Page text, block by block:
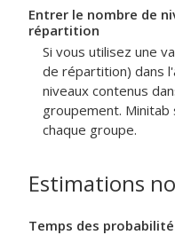
Entrer le nombre de
répartition
Si vous utilisez une
de répartition) dans
niveaux contenus
groupement.
chaque groupe.
Estimations
Temps des